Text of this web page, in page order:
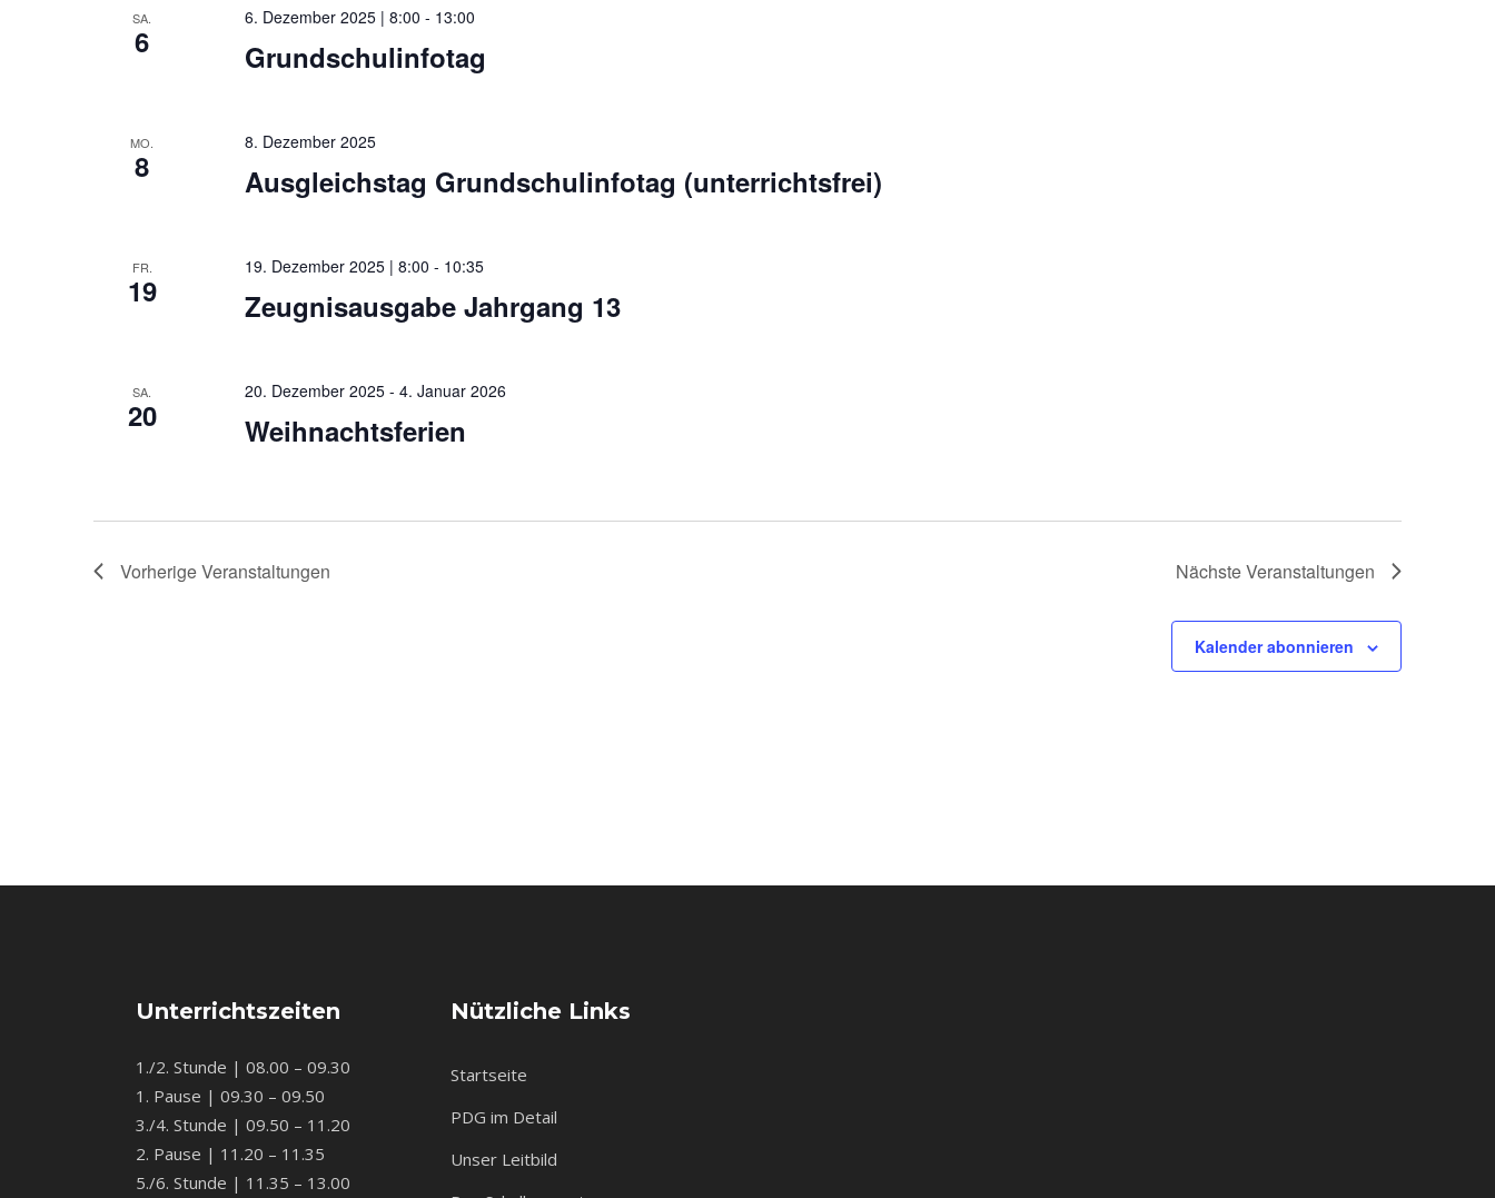
SA.
6 Grundschulinfotag
6. Dezember 2025 | 8:00 - 13:00
MO.
8 Ausgleichstag Grundschulinfotag (unterrichtsfrei)
8. Dezember 2025
FR.
19 Zeugnisausgabe Jahrgang 13
19. Dezember 2025 | 8:00 - 10:35
SA.
20 Weihnachtsferien
20. Dezember 2025- 4. Januar 2026
VorherigeVeranstaltungen NächsteVeranstaltungen
Kalender abonnieren
Unterrichtszeiten
1./2. Stunde | 08.00 – 09.30
1. Pause | 09.30 – 09.50
3./4. Stunde | 09.50 – 11.20
2. Pause | 11.20 – 11.35
5./6. Stunde | 11.35 – 13.00
Nützliche Links
Startseite
PDG im Detail
Unser Leitbild